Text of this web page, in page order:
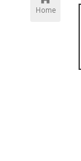
Home